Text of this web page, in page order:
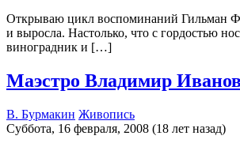
Открываю цикл воспоминаний Гильман
и выросла. Настолько, что с гордостью
виноградник и […]
Маэстро Владимир
В. Бурмакин Живопись
Суббота, 16 февраля, 2008 (18 лет назад)